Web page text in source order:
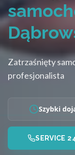
Zatrzaśnięty
profesjonalista
Szybki
SERVICE